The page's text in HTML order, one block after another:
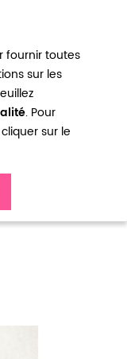
fournir toutes
sur les
. Pour
sur le
Turquoise x 2pcs